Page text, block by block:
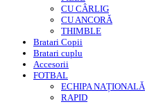
CU CÂRLIG
CU ANCORĂ
THIMBLE
Bratari Copii
Bratari cuplu
Accesorii
FOTBAL
ECHIPA NAȚIONALĂ
RAPID